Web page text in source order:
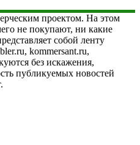
проектом. На этом
не покупают, ни какие
собой ленту
kommersant.ru,
без искажения,
публикуемых новостей